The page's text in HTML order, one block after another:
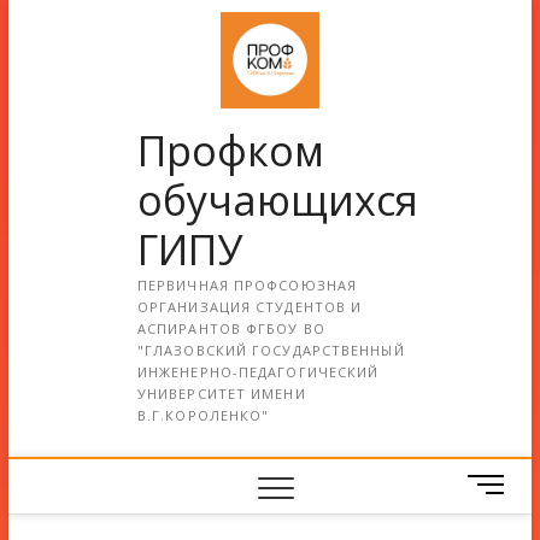
Профком
обучающихся
ГИПУ
ПЕРВИЧНАЯ ПРОФСОЮЗНАЯ
ОРГАНИЗАЦИЯ СТУДЕНТОВ И
АСПИРАНТОВ ФГБОУ ВО
"ГЛАЗОВСКИЙ ГОСУДАРСТВЕННЫЙ
ИНЖЕНЕРНО-ПЕДАГОГИЧЕСКИЙ
УНИВЕРСИТЕТ ИМЕНИ
В.Г.КОРОЛЕНКО"
М
е